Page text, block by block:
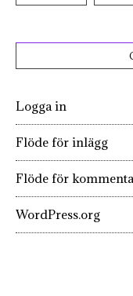
Logga in
Flöde för inlägg
Flöde för
WordPress.org